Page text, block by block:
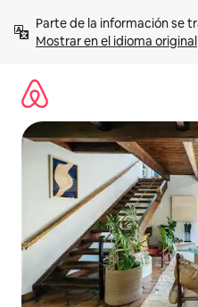
contenidoMostrar en el idioma original